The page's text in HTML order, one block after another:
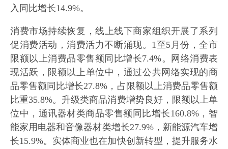
入同比增长14.9%。
消费市场持续恢复，线上线下商家组织开展了系列
促消费活动，消费活力不断涌现。1至5月份，全市
限额以上消费品零售额同比增长7.4%。网络消费表
现活跃，限额以上单位中，通过公共网络实现的商
品零售额同比增长27.8%，占限额以上消费品零售额
比重35.8%。升级类商品消费增势良好，限额以上单
位中，通讯器材类商品零售额同比增长160.8%，智
能家用电器和音像器材类增长27.9%，新能源汽车增
长15.9%。实体商业也在加快创新转型，提升服务水